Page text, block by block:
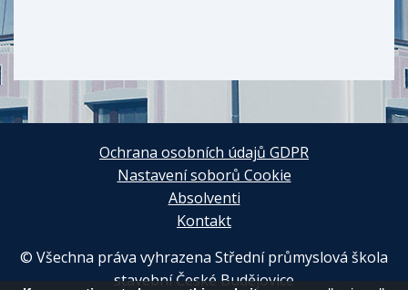
Ochrana osobních údajů GDPR
Nastavení soborů Cookie
Absolventi
Kontakt
© Všechna práva vyhrazena Střední průmyslová škola
stavební České Budějovice